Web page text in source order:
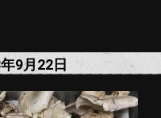
9月22日